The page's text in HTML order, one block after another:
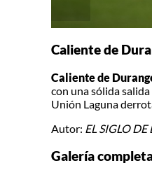
Caliente de
Caliente de
con una sólida
Unión Laguna
Autor: EL SIGLO
Galería